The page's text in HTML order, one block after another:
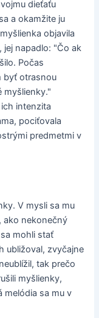
dieťaťu
a okamžite ju
objavila
jej napadlo: "Čo ak
Počas
byť otrasnou
myšlienky."
intenzita
pociťovala
predmetmi v
V mysli sa mu
ako nekonečný
mohli stať
ubližoval, zvyčajne
tak prečo
myšlienky,
melódia sa mu v